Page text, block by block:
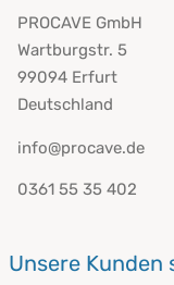
PROCAVE GmbH
Wartburgstr. 5
99094 Erfurt
Deutschland
info@procave.de
0361 55 35 402
Unsere Kunden